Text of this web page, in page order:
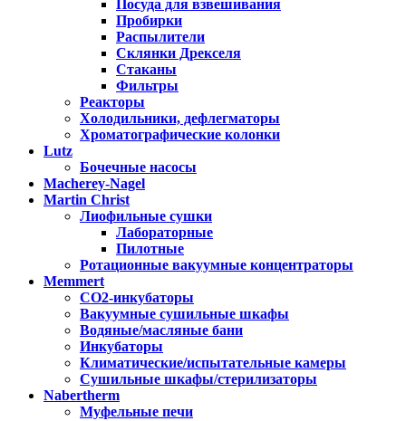
Посуда для взвешивания
Пробирки
Распылители
Склянки Дрекселя
Стаканы
Фильтры
Реакторы
Холодильники, дефлегматоры
Хроматографические колонки
Lutz
Бочечные насосы
Macherey-Nagel
Martin Christ
Лиофильные сушки
Лабораторные
Пилотные
Ротационные вакуумные концентраторы
Memmert
CO2-инкубаторы
Вакуумные сушильные шкафы
Водяные/масляные бани
Инкубаторы
Климатические/испытательные камеры
Сушильные шкафы/стерилизаторы
Nabertherm
Муфельные печи